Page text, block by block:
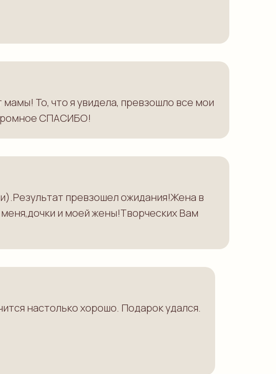
То, что я увидела, превзошло все мои
СПАСИБО!
превзошел ожидания!Жена в
и моей жены!Творческих Вам
настолько хорошо. Подарок удался.